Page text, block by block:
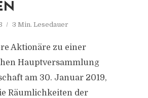
3 Min. Lesedauer
Aktionäre zu einer
Hauptversammlung
am 30. Januar 2019,
Räumlichkeiten der